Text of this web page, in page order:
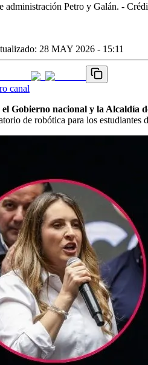
administración Petro y Galán. -
28 MAY 2026 - 15:11
canal
Gobierno nacional y la Alcaldía
de robótica para los estudiantes